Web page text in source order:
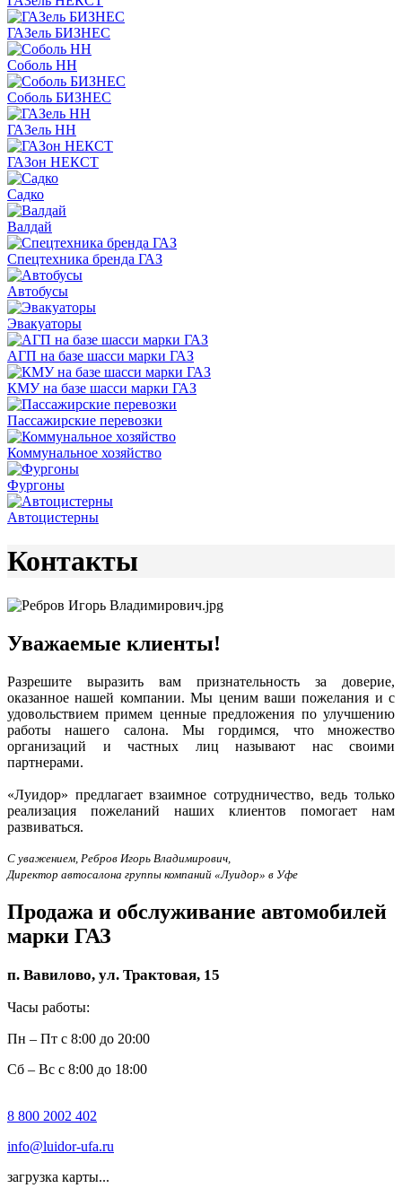
ГАЗель БИЗНЕС
Соболь НН
Соболь БИЗНЕС
ГАЗель НН
ГАЗон НЕКСТ
Садко
Валдай
Спецтехника бренда ГАЗ
Автобусы
Эвакуаторы
АГП на базе шасси марки ГАЗ
КМУ на базе шасси марки ГАЗ
Пассажирские перевозки
Коммунальное хозяйство
Фургоны
Автоцистерны
Контакты
Уважаемые клиенты!
Разрешите выразить вам признательность за доверие,
оказанное нашей компании. Мы ценим ваши пожелания и с
удовольствием примем ценные предложения по улучшению
работы нашего салона. Мы гордимся, что множество
организаций и частных лиц называют нас своими
партнерами.
«Луидор» предлагает взаимное сотрудничество, ведь только
реализация пожеланий наших клиентов помогает нам
развиваться.
С уважением, Ребров Игорь Владимирович,
Директор автосалона группы компаний «Луидор» в Уфе
Продажа и обслуживание автомобилей
марки ГАЗ
п. Вавилово, ул. Трактовая, 15
Часы работы:
Пн – Пт с 8:00 до 20:00
Сб – Вс с 8:00 до 18:00
8 800 2002 402
info@luidor-ufa.ru
загрузка карты...